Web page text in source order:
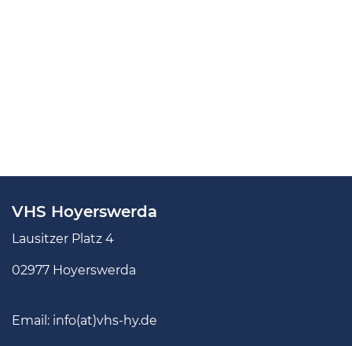
VHS Hoyerswerda
Lausitzer Platz 4
02977 Hoyerswerda
Email: info(at)vhs-hy.de